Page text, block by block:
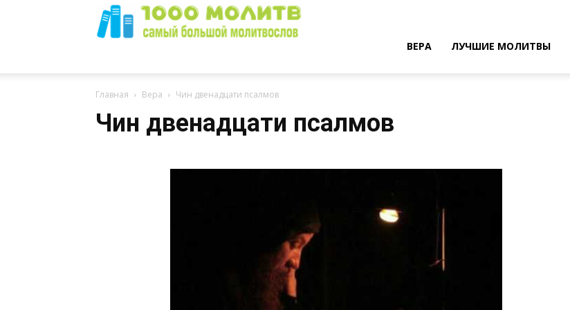
ВЕРА ЛУЧШИЕ МОЛИТВЫ
Главная Вера Чин двенадцати псалмов
Чин двенадцати псалмов